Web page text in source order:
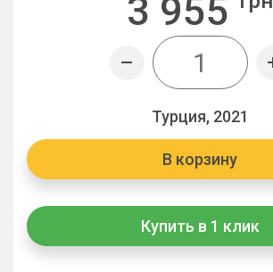
3 955
Турция, 2021
В корзину
Купить в 1 клик